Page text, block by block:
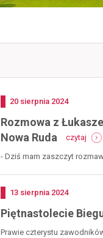
Dodano
20 sierpnia 2024
Rozmowa z
Nowa Ruda
czytaj
z
gminy
- Dziś mam zaszczyt
Dodano
13 sierpnia 2024
Piętnastolecie
Prawie czterystu